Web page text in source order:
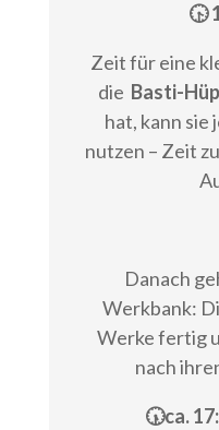
🕟
Zeit für eine
die Basti-
hat, kann
nutzen – Zeit
Danach
Werkbank:
Werke fertig
nach
🕠ca.